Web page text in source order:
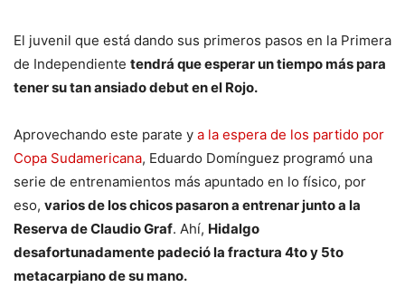
El juvenil que está dando sus primeros pasos en la Primera
de Independiente tendrá que esperar un tiempo más para
tener su tan ansiado debut en el Rojo.
Aprovechando este parate y a la espera de los partido por
Copa Sudamericana, Eduardo Domínguez programó una
serie de entrenamientos más apuntado en lo físico, por
eso, varios de los chicos pasaron a entrenar junto a la
Reserva de Claudio Graf. Ahí, Hidalgo
desafortunadamente padeció la fractura 4to y 5to
metacarpiano de su mano.